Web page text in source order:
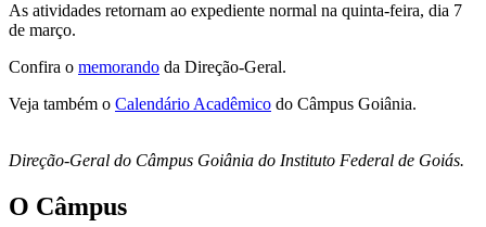
As atividades retornam ao expediente normal na quinta-feira, dia 7
de março.
Confira o memorando da Direção-Geral.
Veja também o Calendário Acadêmico do Câmpus Goiânia.
Direção-Geral do Câmpus Goiânia do Instituto Federal de Goiás.
O Câmpus